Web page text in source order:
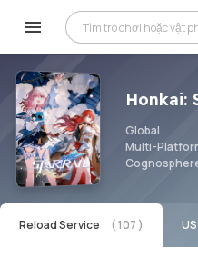
Honkai:
Global
Multi-
Reload Service US